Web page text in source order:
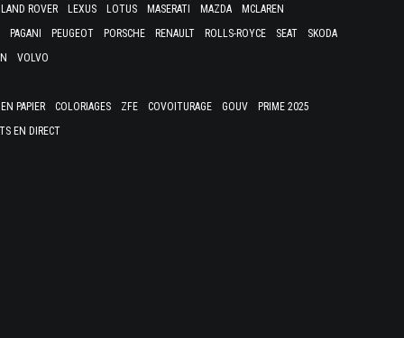
LAND ROVER
LEXUS LOTUS MASERATI MAZDA
MCLAREN
PAGANI
PEUGEOT PORSCHE RENAULT ROLLS-ROYCE SEAT
SKODA
VOLVO
PAPIER COLORIAGES ZFE COVOITURAGE GOUV
PRIME 2025
EN DIRECT